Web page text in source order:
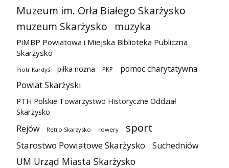
Muzeum im. Orła Białego Skarżysko
muzeum Skarżysko
muzyka
PiMBP Powiatowa i Miejska Biblioteka Publiczna
Skarżysko
Piotr Kardyś piłka nożna PKP
pomoc charytatywna
Powiat Skarżyski
PTH Polskie Towarzystwo Historyczne Oddział
Skarżysko
Rejów Retro Skarżysko rowery sport
Starostwo Powiatowe Skarżysko Suchedniów
UM Urząd Miasta Skarżysko